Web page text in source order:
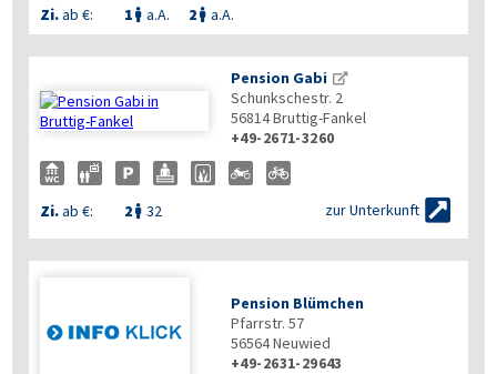
Zi.ab €: 1  a.A. 2  a.A.

Pension Gabi
Schunkschestr. 2
56814Bruttig-Fankel
+49-2671-3260
Zi.ab €: 2  32 zur Unterkunft 
Pension Blümchen
Pfarrstr. 57
56564Neuwied
+49-2631-29643